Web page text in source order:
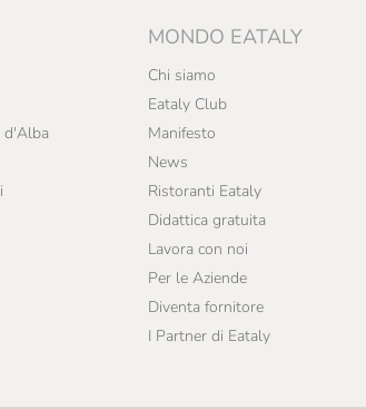
d'Alba
MONDO EATALY
Chi siamo
Eataly Club
Manifesto
News
Ristoranti Eataly
Didattica gratuita
Lavora con noi
Per le Aziende
Diventa fornitore
I Partner di Eataly